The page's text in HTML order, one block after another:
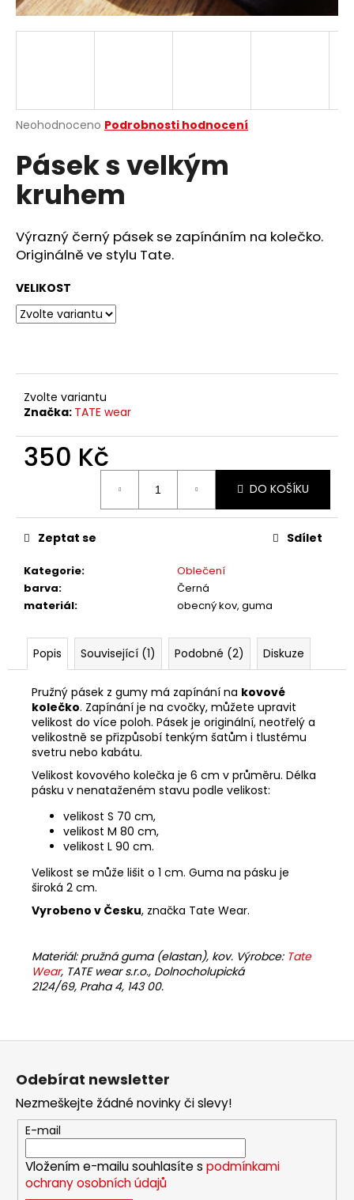
Průměrné
produktu
je
0,0
hvězdiček.
Neohodnoceno Podrobnosti hodnocení
Pásek s velkým
kruhem
Výrazný černý pásek se zapínáním na kolečko.
Originálně ve stylu Tate.
VELIKOST
Zvolte variantu
Značka: TATE wear
350 Kč
DO KOŠÍKU
Kategorie:
Oblečení
barva:
Černá
materiál: obecný kov, guma
Zeptat se Sdílet
Popis Související (1) Podobné (2) Diskuze
Pružný pásek z gumy má zapínání na kovové
kolečko. Zapínání je na cvočky, můžete upravit
velikost do více poloh. Pásek je originální, neotřelý a
velikostně se přizpůsobí tenkým šatům i tlustému
svetru nebo kabátu.
Velikost kovového kolečka je 6 cm v průměru. Délka
pásku v nenataženém stavu podle velikost:
velikost S 70 cm,
velikost M 80 cm,
velikost L 90 cm.
Velikost se může lišit o 1 cm. Guma na pásku je
široká 2 cm.
Vyrobeno v Česku, značka Tate Wear.
Materiál: pružná guma (elastan), kov. Výrobce: Tate
Wear, TATE wear s.r.o., Dolnocholupická
2124/69, Praha 4, 143 00.
a
j
?
D
p
o
r
u
e
e
Z
Odebírat newsletter
Nezmeškejte žádné novinky či slevy!
E-mail
Vložením e-mailu souhlasíte s podmínkami
ochrany osobních údajů